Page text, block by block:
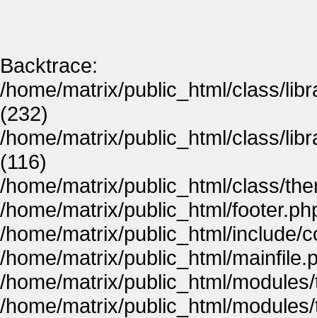
Backtrace:
/home/matrix/public_html/class/
(232)
/home/matrix/public_html/class/
(116)
/home/matrix/public_html/class/
/home/matrix/public_html/
/home/matrix/public_html/include/
/home/matrix/public_html/
/home/matrix/public_html/
/home/matrix/public_html/